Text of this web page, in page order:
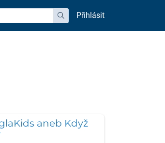
hledat
Přihlásit
aneb Když